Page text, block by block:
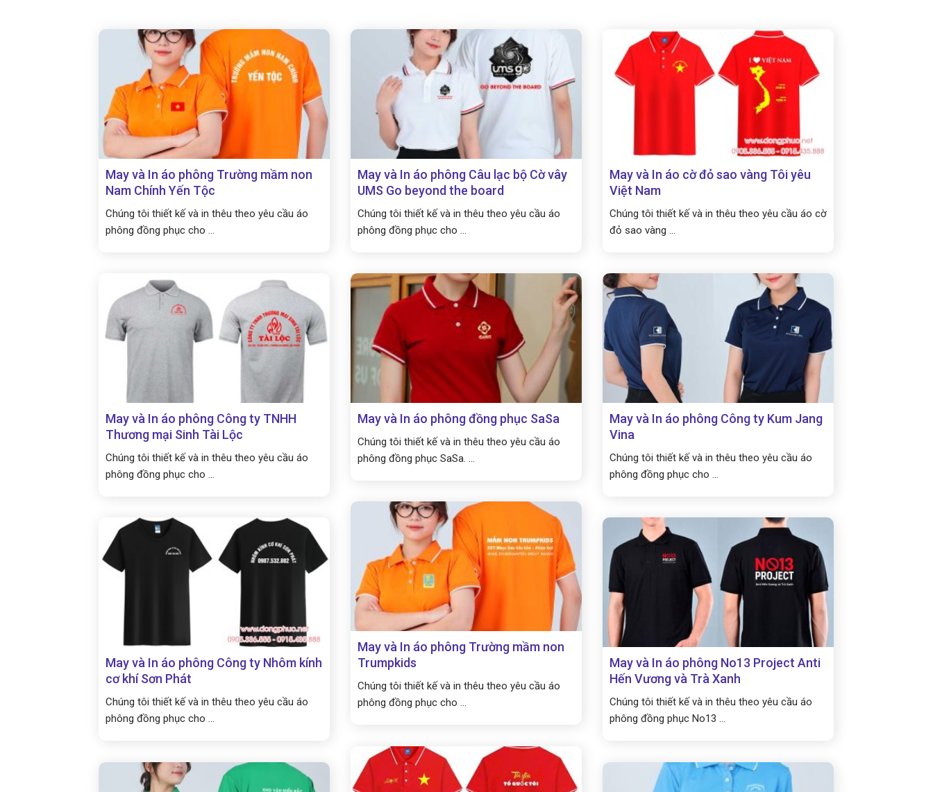
May và In áo phông Trường mầm non
Nam Chính Yến Tộc
Chúng tôi thiết kế và in thêu theo yêu cầu áo
phông đồng phục cho ...
May và In áo phông Câu lạc bộ Cờ vây
UMS Go beyond the board
Chúng tôi thiết kế và in thêu theo yêu cầu áo
phông đồng phục cho ...
May và In áo cờ đỏ sao vàng Tôi yêu
Việt Nam
Chúng tôi thiết kế và in thêu theo yêu cầu áo cờ
đỏ sao vàng ...
May và In áo phông Công ty TNHH
Thương mại Sinh Tài Lộc
Chúng tôi thiết kế và in thêu theo yêu cầu áo
phông đồng phục cho ...
May và In áo phông đồng phục SaSa
Chúng tôi thiết kế và in thêu theo yêu cầu áo
phông đồng phục SaSa. ...
May và In áo phông Công ty Kum Jang
Vina
Chúng tôi thiết kế và in thêu theo yêu cầu áo
phông đồng phục cho ...
May và In áo phông Trường mầm non
Trumpkids
Chúng tôi thiết kế và in thêu theo yêu cầu áo
phông đồng phục cho ...
May và In áo phông Công ty Nhôm kính
cơ khí Sơn Phát
Chúng tôi thiết kế và in thêu theo yêu cầu áo
phông đồng phục cho ...
May và In áo phông No13 Project Anti
Hến Vương và Trà Xanh
Chúng tôi thiết kế và in thêu theo yêu cầu áo
phông đồng phục No13 ...